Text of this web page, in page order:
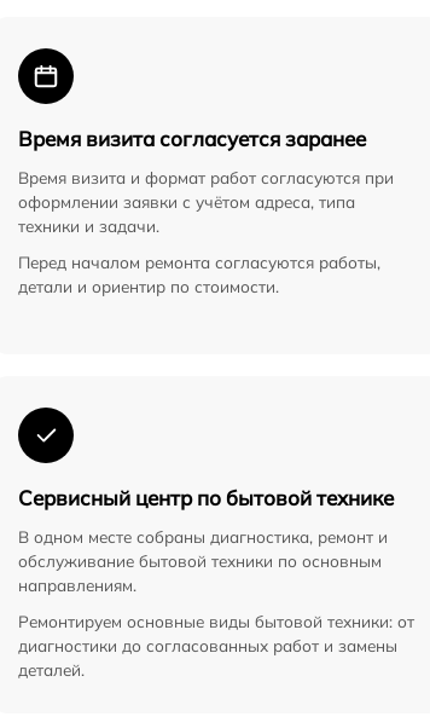
Время визита согласуется заранее
Время визита и формат работ согласуются при
оформлении заявки с учётом адреса, типа
техники и задачи.
Перед началом ремонта согласуются работы,
детали и ориентир по стоимости.
Сервисный центр по бытовой технике
В одном месте собраны диагностика, ремонт и
обслуживание бытовой техники по основным
направлениям.
Ремонтируем основные виды бытовой техники: от
диагностики до согласованных работ и замены
деталей.